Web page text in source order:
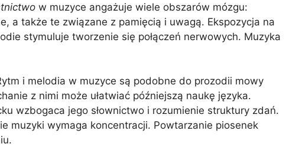
w muzyce angażuje wiele obszarów mózgu:
a także te związane z pamięcią i uwagą. Ekspozycja na
stymuluje tworzenie się połączeń nerwowych. Muzyka
i melodia w muzyce są podobne do prozodii mowy
z nimi może ułatwiać późniejszą naukę języka.
wzbogaca jego słownictwo i rozumienie struktury zdań.
muzyki wymaga koncentracji. Powtarzanie piosenek